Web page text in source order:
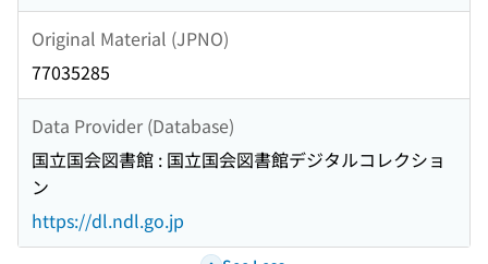
Original Material (JPNO)
77035285
Data Provider (Database)
国立国会図書館 : 国立国会図書館デジタルコレクショ
ン
https://dl.ndl.go.jp